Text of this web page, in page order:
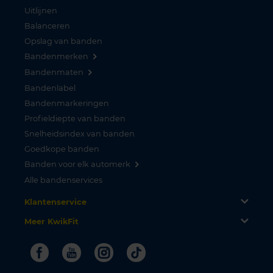
Uitlijnen
Balanceren
Opslag van banden
Bandenmerken
Bandenmaten
Bandenlabel
Bandenmarkeringen
Profieldiepte van banden
Snelheidsindex van banden
Goedkope banden
Banden voor elk automerk
Alle bandenservices
Klantenservice
Meer KwikFit
FacebookYoutubeInstagram
Tiktok